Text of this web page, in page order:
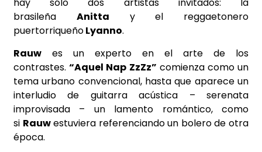
hay sólo dos artistas invitados: la
brasileña Anitta y el reggaetonero
puertorriqueñoLyanno.
Rauw es un experto en el arte de los
contrastes.“Aquel Nap ZzZz” comienza como un
tema urbano convencional, hasta que aparece un
interludio de guitarra acústica – serenata
improvisada – un lamento romántico, como
si Rauwestuviera referenciando un bolero de otra
época.